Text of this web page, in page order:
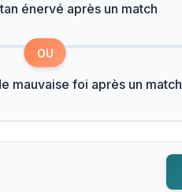
énervé après un match
OU
mauvaise foi après un match